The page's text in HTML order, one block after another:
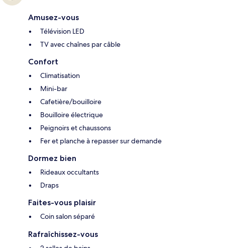
Amusez-vous
Télévision LED
TV avec chaînes par câble
Confort
Climatisation
Mini-bar
Cafetière/bouilloire
Bouilloire électrique
Peignoirs et chaussons
Fer et planche à repasser sur demande
Dormez bien
Rideaux occultants
Draps
Faites-vous plaisir
Coin salon séparé
Rafraîchissez-vous